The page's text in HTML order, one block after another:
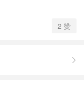
2 赞
